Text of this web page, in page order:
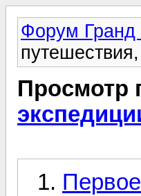
Форум Гранд
Просмотр